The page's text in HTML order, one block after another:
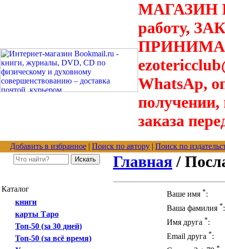
МАГАЗИН
работу,
WhatsAp,
получении,
заказа
Добавить в избранное | Поиск по автору | Поиск по
Каталог
книги
карты Таро
Топ-50 (за 30 дней)
Топ-50 (за всё время)
Главная /
Ваше имя *:
Ваша фамилия *:
Имя друга *:
Email друга *: